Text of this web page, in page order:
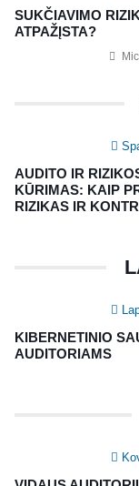
SUKČIAVIMO
ATPAŽĮSTA?
AUDITO IR
KŪRIMAS: KAIP
RIZIKAS IR
KIBERNETINIO
AUDITORIAMS
Nagevičiaus
info@vaa.lt
Registruokitės
asociacija | IIA